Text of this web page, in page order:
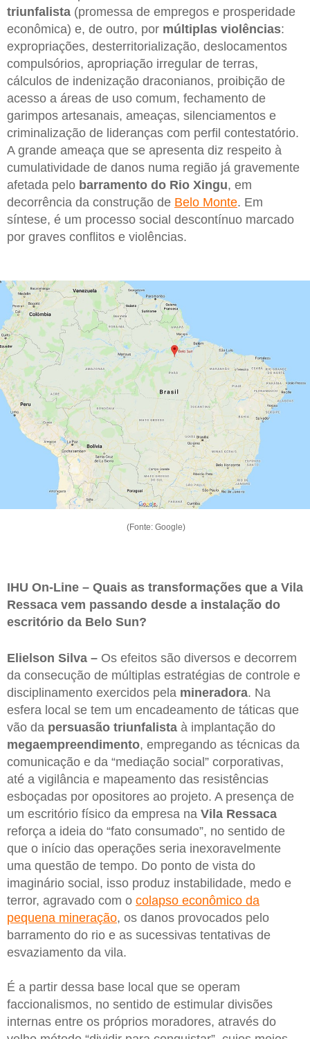
triunfalista (promessa de empregos e prosperidade
econômica) e, de outro, por múltiplas violências:
expropriações, desterritorialização, deslocamentos
compulsórios, apropriação irregular de terras,
cálculos de indenização draconianos, proibição de
acesso a áreas de uso comum, fechamento de
garimpos artesanais, ameaças, silenciamentos e
criminalização de lideranças com perfil contestatório.
A grande ameaça que se apresenta diz respeito à
cumulatividade de danos numa região já gravemente
afetada pelo barramento do Rio Xingu, em
decorrência da construção de Belo Monte. Em
síntese, é um processo social descontínuo marcado
por graves conflitos e violências.
(Fonte: Google)
IHU On-Line – Quais as transformações que a Vila
Ressaca vem passando desde a instalação do
escritório da Belo Sun?
Elielson Silva – Os efeitos são diversos e decorrem
da consecução de múltiplas estratégias de controle e
disciplinamento exercidos pela mineradora. Na
esfera local se tem um encadeamento de táticas que
vão da persuasão triunfalista à implantação do
megaempreendimento, empregando as técnicas da
comunicação e da “mediação social” corporativas,
até a vigilância e mapeamento das resistências
esboçadas por opositores ao projeto. A presença de
um escritório físico da empresa na Vila Ressaca
reforça a ideia do “fato consumado”, no sentido de
que o início das operações seria inexoravelmente
uma questão de tempo. Do ponto de vista do
imaginário social, isso produz instabilidade, medo e
terror, agravado com o colapso econômico da
pequena mineração, os danos provocados pelo
barramento do rio e as sucessivas tentativas de
esvaziamento da vila.
É a partir dessa base local que se operam
faccionalismos, no sentido de estimular divisões
internas entre os próprios moradores, através do